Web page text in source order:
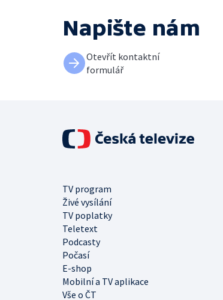
Napište nám
Otevřít kontaktní
formulář
TV program
Živé vysílání
TV poplatky
Teletext
Podcasty
Počasí
E-shop
Mobilní a TV aplikace
Vše o ČT